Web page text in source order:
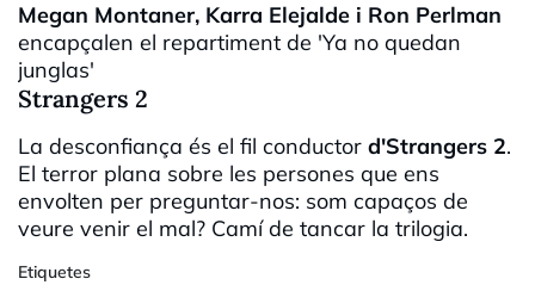
Megan Montaner, Karra Elejalde i Ron Perlman
encapçalen el repartiment de 'Ya no quedan
junglas'
Strangers 2
La desconfiança és el fil conductor d'Strangers 2.
El terror plana sobre les persones que ens
envolten per preguntar-nos: som capaços de
veure venir el mal? Camí de tancar la trilogia.
Etiquetes